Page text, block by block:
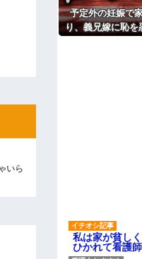
ュアがヤバすぎるｗｗｗｗｗ
れ。「何クラクション鳴らし
を制限速度で走った結果
予定外の妊娠で
り、義兄嫁に恥を
私は家が貧し
ひかれて看護
いら